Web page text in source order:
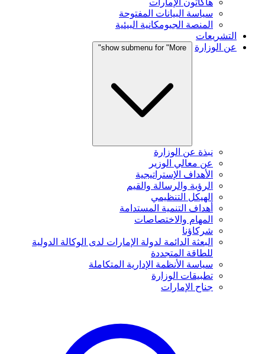
هاكاثون الإمارات
سياسة البيانات المفتوحة
المنصة الجيومكانية البيئية
التشريعات
عن الوزارة
show submenu for "More"
نبذة عن الوزارة
عن معالي الوزير
الأهداف الإستراتيجية
الرؤية والرسالة والقيم
الهيكل التنظيمي
أهداف التنمية المستدامة
المهام والاختصاصات
شركاؤنا
البعثة الدائمة لدولة الإمارات لدى الوكالة الدولية
للطاقة المتجددة
سياسة الأنظمة الإدارية المتكاملة
تطبيقات الوزارة
جناح الإمارات